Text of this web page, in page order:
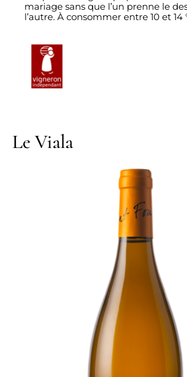
mariage sans que l’un prenne le
l’autre. À consommer entre 10 et 14
Le Viala